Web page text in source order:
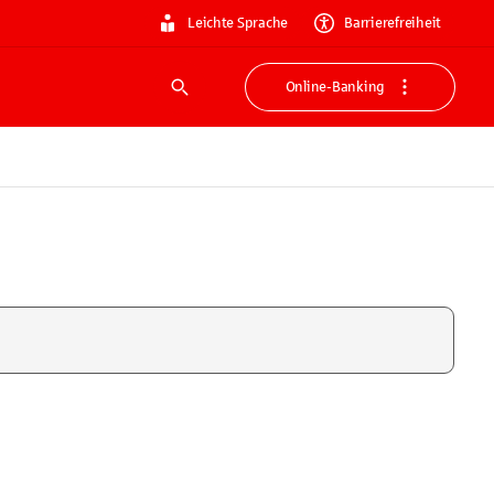
Leichte Sprache Barrierefreiheit
Suche
Online-Banking